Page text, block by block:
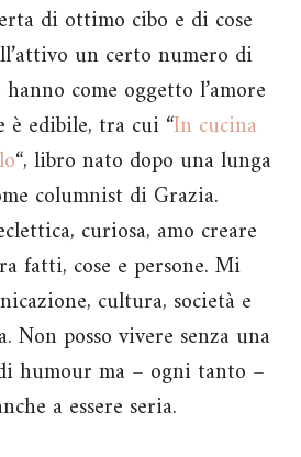
di ottimo cibo e di cose
un certo numero di
come oggetto l’amore
edibile, tra cui “In cucina
“, libro nato dopo una lunga
columnist di Grazia.
curiosa, amo creare
fatti, cose e persone. Mi
cultura, società e
Non posso vivere senza una
humour ma – ogni tanto –
a essere seria.